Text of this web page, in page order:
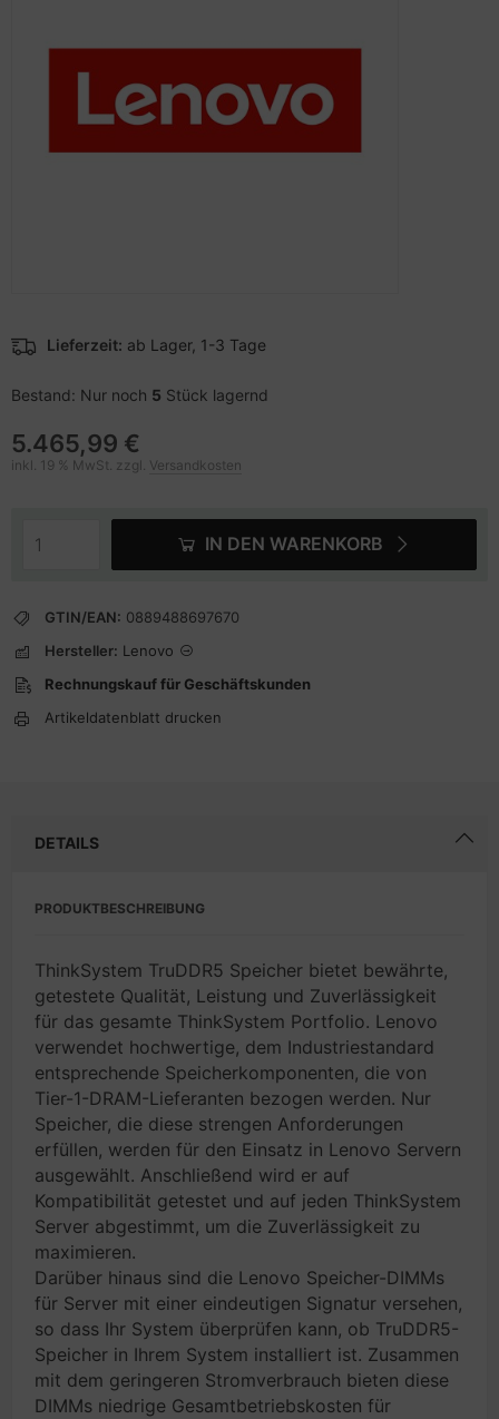
Lieferzeit: ab Lager, 1-3 Tage
Bestand: Nur noch 5 Stück lagernd
5.465,99 €
inkl. 19 % MwSt. zzgl. Versandkosten
IN DEN WARENKORB
GTIN/EAN: 0889488697670
Hersteller: Lenovo
Rechnungskauf für Geschäftskunden
Artikeldatenblatt drucken
DETAILS
PRODUKTBESCHREIBUNG
ThinkSystem TruDDR5 Speicher bietet bewährte,
getestete Qualität, Leistung und Zuverlässigkeit
für das gesamte ThinkSystem Portfolio. Lenovo
verwendet hochwertige, dem Industriestandard
entsprechende Speicherkomponenten, die von
Tier-1-DRAM-Lieferanten bezogen werden. Nur
Speicher, die diese strengen Anforderungen
erfüllen, werden für den Einsatz in Lenovo Servern
ausgewählt. Anschließend wird er auf
Kompatibilität getestet und auf jeden ThinkSystem
Server abgestimmt, um die Zuverlässigkeit zu
maximieren.
Darüber hinaus sind die Lenovo Speicher-DIMMs
für Server mit einer eindeutigen Signatur versehen,
so dass Ihr System überprüfen kann, ob TruDDR5-
Speicher in Ihrem System installiert ist. Zusammen
mit dem geringeren Stromverbrauch bieten diese
DIMMs niedrige Gesamtbetriebskosten für
und Navigation
Mobiltelefone
Drucker